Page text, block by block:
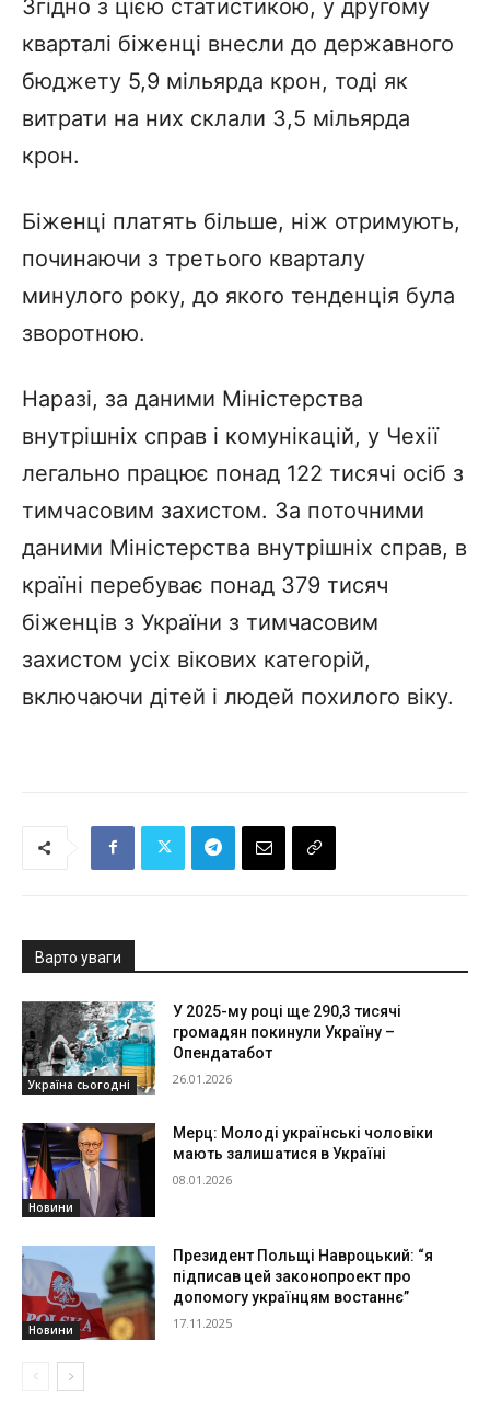
Згідно з цією статистикою, у другому
кварталі біженці внесли до державного
бюджету 5,9 мільярда крон, тоді як
витрати на них склали 3,5 мільярда
крон.
Біженці платять більше, ніж отримують,
починаючи з третього кварталу
минулого року, до якого тенденція була
зворотною.
Наразі, за даними Міністерства
внутрішніх справ і комунікацій, у Чехії
легально працює понад 122 тисячі осіб з
тимчасовим захистом. За поточними
даними Міністерства внутрішніх справ, в
країні перебуває понад 379 тисяч
біженців з України з тимчасовим
захистом усіх вікових категорій,
включаючи дітей і людей похилого віку.
Варто уваги
Україна сьогодні
У 2025-му році ще 290,3 тисячі
громадян покинули Україну –
Опендатабот
26.01.2026
Новини
Мерц: Молоді українські чоловіки
мають залишатися в Україні
08.01.2026
Новини
Президент Польщі Навроцький: “я
підписав цей законопроект про
допомогу українцям востаннє”
17.11.2025